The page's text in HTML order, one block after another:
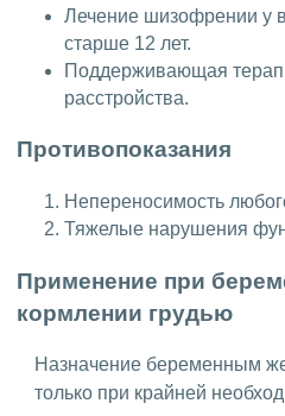
Лечение шизофрении у
старше 12 лет.
Поддерживающая
расстройства.
Противопоказания
Непереносимость
Тяжелые нарушения
Применение при
кормлении грудью
Назначение беременным
только при крайней